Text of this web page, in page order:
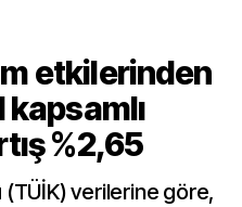
etkilerinden
kapsamlı
%2,65
verilerine göre,